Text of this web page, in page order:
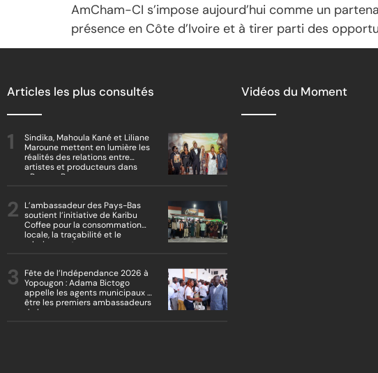
AmCham-CI s’impose aujourd’hui comme un
présence en Côte d’Ivoire et à tirer parti des
Articles les plus consultés
Sindika, Mahoula Kané et Liliane
Maroune mettent en lumière les
réalités des relations entre
artistes et producteurs dans
« Boss vs Boss »
L’ambassadeur des Pays-Bas
soutient l’initiative de Karibu
Coffee pour la consommation
locale, la traçabilité et le
reboisement
Fête de l’Indépendance 2026 à
Yopougon : Adama Bictogo
appelle les agents municipaux à
être les premiers ambassadeurs
de la commune
Vidéos du Moment